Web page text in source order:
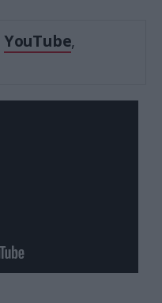
YouTube,